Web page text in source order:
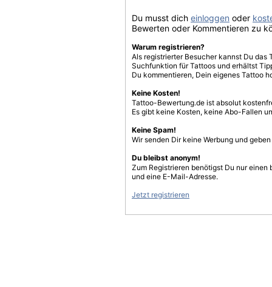
Du musst dich einloggen oder
Bewerten oder Kommentieren zu
Warum registrieren?
Als registrierter Besucher kannst Du
Suchfunktion für Tattoos und erhältst
Du kommentieren, Dein eigenes Tattoo
Keine Kosten!
Tattoo-Bewertung.de ist absolut
Es gibt keine Kosten, keine Abo-Fallen
Keine Spam!
Wir senden Dir keine Werbung und
Du bleibst anonym!
Zum Registrieren benötigst Du nur einen
und eine E-Mail-Adresse.
Jetzt registrieren